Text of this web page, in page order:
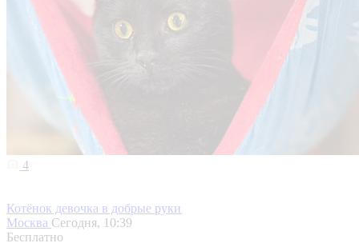
4
Котёнок девочка в добрые руки
Москва Сегодня, 10:39
Бесплатно